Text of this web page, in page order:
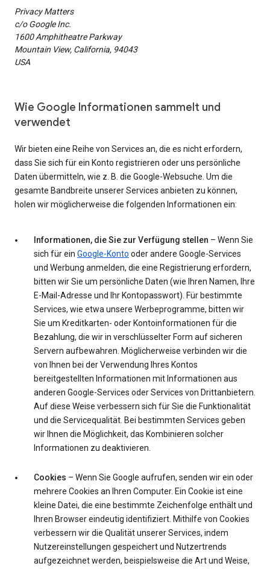
Privacy Matters
c/o Google Inc.
1600 Amphitheatre Parkway
Mountain View, California, 94043
USA
Wie Google Informationen sammelt und
verwendet
Wir bieten eine Reihe von Services an, die es nicht erfordern,
dass Sie sich für ein Konto registrieren oder uns persönliche
Daten übermitteln, wie z. B. die Google-Websuche. Um die
gesamte Bandbreite unserer Services anbieten zu können,
holen wir möglicherweise die folgenden Informationen ein:
Informationen, die Sie zur Verfügung stellen – Wenn Sie
sich für ein Google-Konto oder andere Google-Services
und Werbung anmelden, die eine Registrierung erfordern,
bitten wir Sie um persönliche Daten (wie Ihren Namen, Ihre
E-Mail-Adresse und Ihr Kontopasswort). Für bestimmte
Services, wie etwa unsere Werbeprogramme, bitten wir
Sie um Kreditkarten- oder Kontoinformationen für die
Bezahlung, die wir in verschlüsselter Form auf sicheren
Servern aufbewahren. Möglicherweise verbinden wir die
von Ihnen bei der Verwendung Ihres Kontos
bereitgestellten Informationen mit Informationen aus
anderen Google-Services oder Services von Drittanbietern.
Auf diese Weise verbessern sich für Sie die Funktionalität
und die Servicequalität. Bei bestimmten Services geben
wir Ihnen die Möglichkeit, das Kombinieren solcher
Informationen zu deaktivieren.
Cookies – Wenn Sie Google aufrufen, senden wir ein oder
mehrere Cookies an Ihren Computer. Ein Cookie ist eine
kleine Datei, die eine bestimmte Zeichenfolge enthält und
Ihren Browser eindeutig identifiziert. Mithilfe von Cookies
verbessern wir die Qualität unserer Services, indem
Nutzereinstellungen gespeichert und Nutzertrends
aufgezeichnet werden, beispielsweise die Art und Weise,